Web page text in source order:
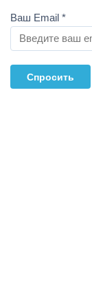
Ваш Email *